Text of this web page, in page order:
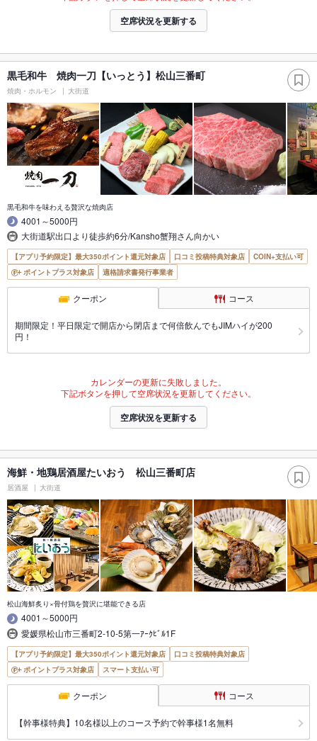
空席状況を更新する
黒毛和牛 焼肉一刀【いっとう】松山三番町
焼肉・ホルモン 大街道
黒毛和牛を味わえる贅沢な焼肉店
4001～5000円
大街道駅出口より徒歩約6分/Kansho蟹翔さん向かい
【アプリ予約限定】最大350ポイント還元対象店 口コミ投稿特典対象店
COIN+支払い可
ポイントプラス対象店
適格請求書発行事業者
クーポン コース
期間限定！平日限定で開店から閉店まで何倍飲んでもJIMハイが200
円！
カレンダーの更新に失敗しました。
下記ボタンを押して空席状況を更新してください。
空席状況を更新する
海鮮・地鶏居酒屋たいおう 松山三番町店
居酒屋 大街道
松山海鮮炙り×骨付鶏を贅沢に堪能できる店
4001～5000円
愛媛県松山市三番町2-10-5第一ｱｰｸﾋﾞﾙ1F
【アプリ予約限定】最大350ポイント還元対象店
口コミ投稿特典対象店
ポイントプラス対象店
スマート支払い可
クーポン コース
【幹事様特典】10名様以上のコース予約で幹事様1名無料